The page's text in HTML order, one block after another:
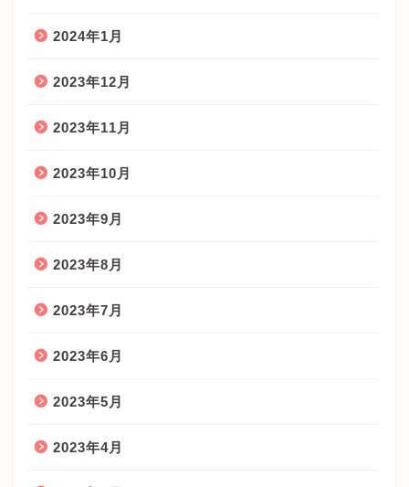
2024年1月
2023年12月
2023年11月
2023年10月
2023年9月
2023年8月
2023年7月
2023年6月
2023年5月
2023年4月